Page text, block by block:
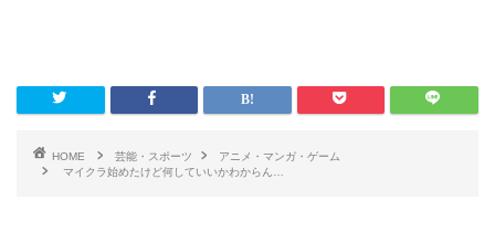
HOME 芸能・スポーツ
アニメ・マンガ・ゲーム
マイクラ始めたけど何していいかわからん…